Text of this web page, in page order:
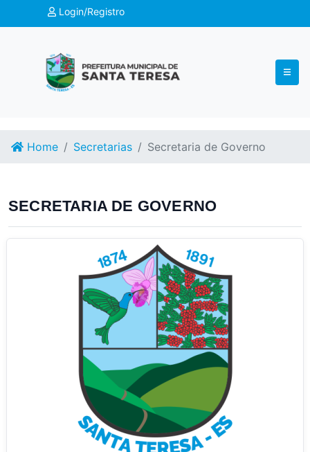
Login/Registro
Home Secretarias Secretaria de Governo
SECRETARIA DE GOVERNO